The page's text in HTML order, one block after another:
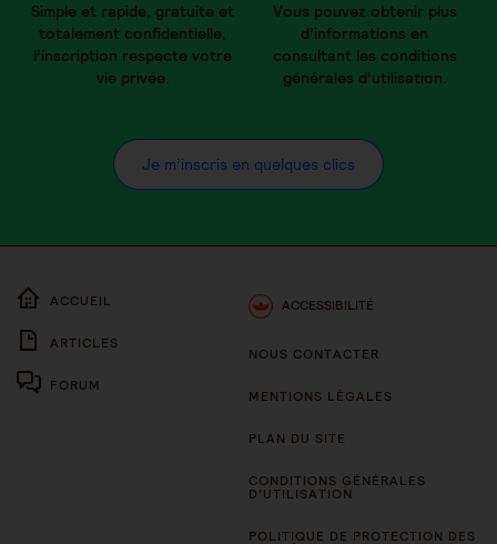
Simple et rapide, gratuite et
totalement confidentielle,
l’inscription respecte votre
vie privée.
Vous pouvez obtenir plus
d’informations en
consultant les conditions
générales d’utilisation.
Je m’inscris en quelques clics
ACCUEIL
ARTICLES
FORUM
ACCESSIBILITÉ
NOUS CONTACTER
MENTIONS LÉGALES
PLAN DU SITE
CONDITIONS GÉNÉRALES
D’UTILISATION
POLITIQUE DE PROTECTION DES